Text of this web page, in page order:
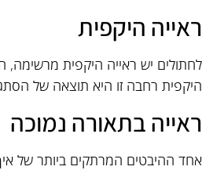
ראייה היקפית
לחתולים יש ראייה היקפית
היקפית רחבה זו היא תוצאה של
ראייה בתאורה נמוכה
אחד ההיבטים המרתקים ביותר של